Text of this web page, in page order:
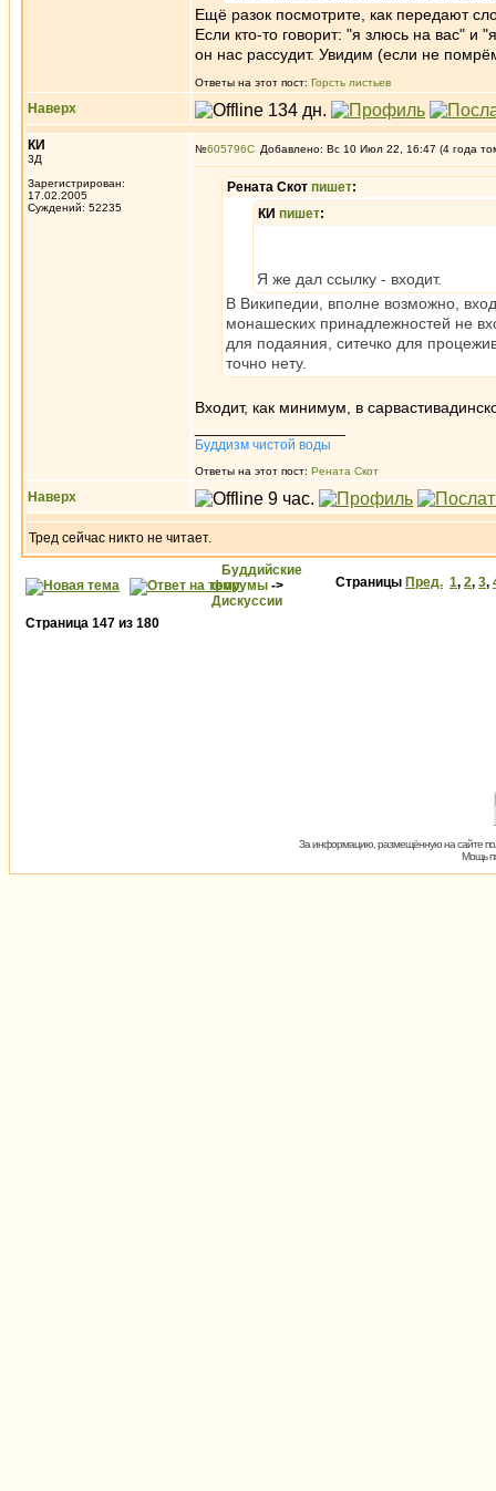
Ещё разок посмотрите, как передают
Если кто-то говорит: "я злюсь на вас"
он нас рассудит. Увидим (если не
Ответы на этот пост: Горсть листьев
Наверх
КИ
3Д
Зарегистрирован:
17.02.2005
Суждений: 52235
№605796 Добавлено: Вс 10 Июл 22, 16:47 (4 года
Рената Скот пишет:
КИ пишет:
Я же дал ссылку - входит.
В Википедии, вполне возможно,
монашеских принадлежностей не
для подаяния, ситечко для
точно нету.
Входит, как минимум, в
Буддизм чистой воды
Ответы на этот пост: Рената Скот
Наверх
Тред сейчас никто не читает.
Буддийские
форумы ->
Дискуссии
Страницы Пред. 1, 2, 3,
Страница 147 из 180
За информацию, размещённую на сайте
Мощь